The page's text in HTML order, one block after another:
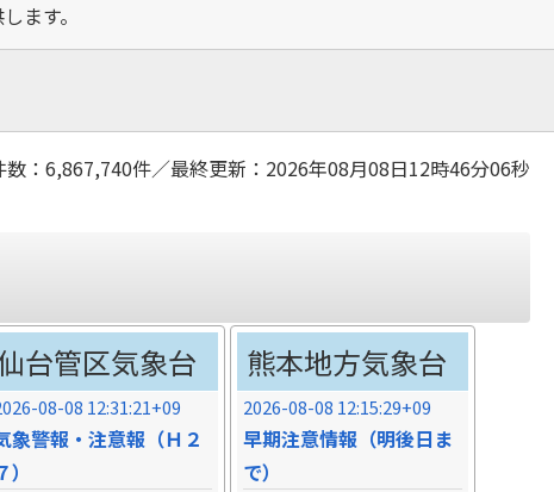
ます。
数：6,867,740件／最終更新：2026年08月08日12時46分06秒
台管区気象台
08-08 12:31:21+09
象警報・注意報（Ｈ２
）
熊本地方気象台
2026-08-08 12:15:29+09
早期注意情報（明後日ま
で）